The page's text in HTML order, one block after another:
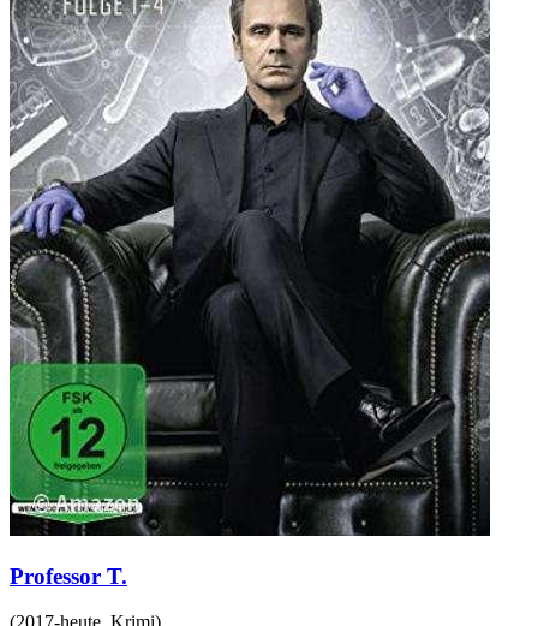
Professor T.